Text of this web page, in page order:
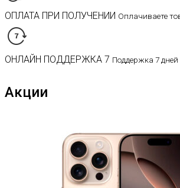
ОПЛАТА ПРИ ПОЛУЧЕНИИ Оплачиваете
ОНЛАЙН ПОДДЕРЖКА 7 Поддержка 7
Акции